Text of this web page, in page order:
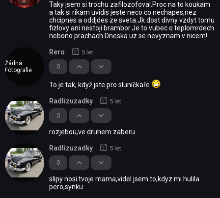
Taky jsem si trochu zafilozofoval.Proc na to koukam
a tak si rikam uvidis jeste neco co nechapes,nez
chcipnes a oddjdes ze sveta.Jk dost divny vzdyt tomu
fizlovy ani nestoji brambor.Je to vubec o teplomrdech
nebono prachach.Dneska uz se nevyznam v nicem!
Žádná
Fotografie
0
Rero 5 let
To je tak, když jste pro sluníčkaře
0
Radlizuzadky 5 let
rozjebou,ve druhem zaberu
0
Radlizuzadky 5 let
slipy nosi tvoje mama,videl jsem to,kdyz mi hulila
pero,synku